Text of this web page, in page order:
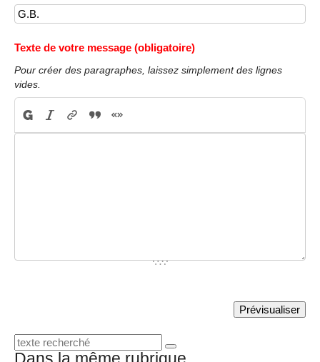
Texte de votre message (obligatoire)
Pour créer des paragraphes, laissez simplement des lignes
vides.
Dans la même rubrique